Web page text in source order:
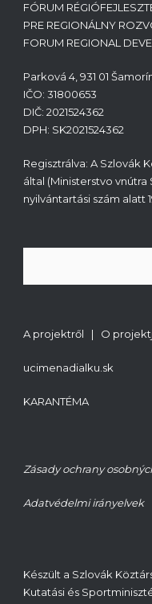
FÓRUM
PRE REGIONÁLNY
FORUM REGIONAL
Parková 4, 931 01
IČO: 31800653
DIČ: 2021524362
DPH: SK2021524362
Regisztrálva: A Szlovák
által (Ministerstvo vnútra
nyilvántartási szám alatt
A projektről | O
ucimenadialku.sk
KARANTÉMA
Zásady ochrany
Adatvédelmi irányelvek
Készült a Szlovák
Kutatási és